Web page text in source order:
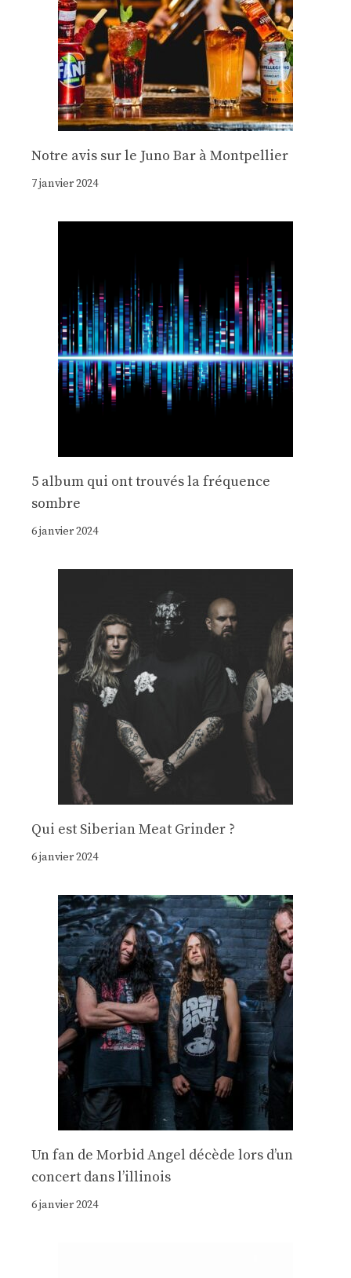
Notre avis sur le Juno Bar à Montpellier
7 janvier 2024
5 album qui ont trouvés la fréquence
sombre
6 janvier 2024
Qui est Siberian Meat Grinder ?
6 janvier 2024
Un fan de Morbid Angel décède lors d’un
concert dans l’illinois
6 janvier 2024